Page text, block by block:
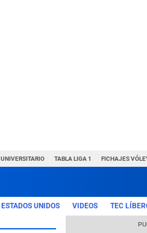
UNIVERSITARIO TABLA LIGA 1 FICHAJES
ESTADOS UNIDOS VIDEOS TEC